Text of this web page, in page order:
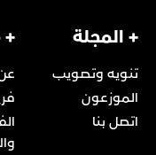
+ المجلة
تنويه وتصويب
الموزعون
اتصل بنا